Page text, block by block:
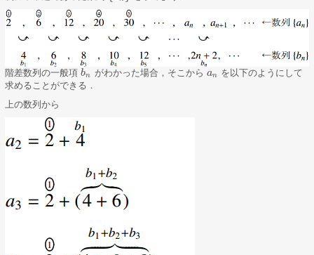
階差数列の一般項 bn
bn がわかった場合，そこから an
an を以下のようにして
求めることができる．
上の数列から